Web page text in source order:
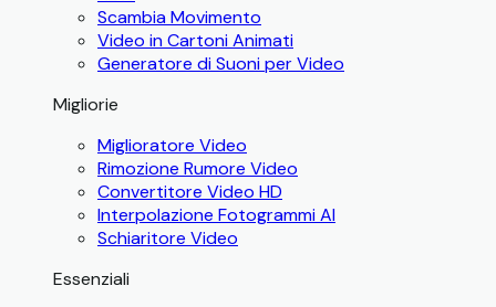
Scambia Movimento
Video in Cartoni Animati
Generatore di Suoni per Video
Migliorie
Miglioratore Video
Rimozione Rumore Video
Convertitore Video HD
Interpolazione Fotogrammi AI
Schiaritore Video
Essenziali